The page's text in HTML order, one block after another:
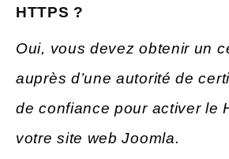
HTTPS ?
Oui, vous devez obtenir un
auprès d’une autorité de
de confiance pour activer le
votre site web Joomla.